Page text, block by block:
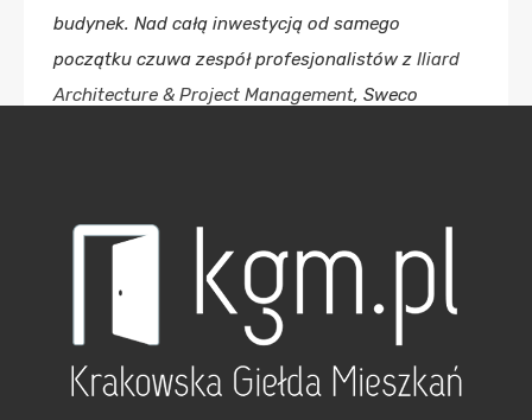
budynek. Nad całą inwestycją od samego
początku czuwa zespół profesjonalistów z Iliard
Architecture & Project Management, Sweco
optymalizacji rozwiązań konstrukcyjnych i ich
wpływu na otoczenie, wykorzystaniu modelu
zarządzania kosztami cyklu życia nieruchomości
oraz zaawansowanych metodach oceny
komplementarności z założeniami inwestora, co